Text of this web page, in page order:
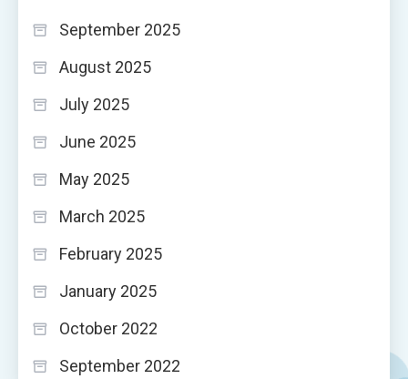
September 2025
August 2025
July 2025
June 2025
May 2025
March 2025
February 2025
January 2025
October 2022
September 2022